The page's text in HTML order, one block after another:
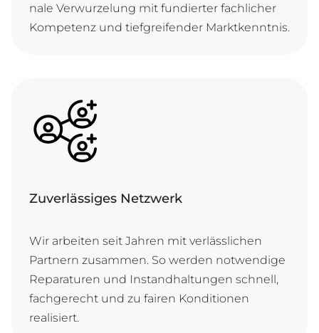
na­le Ver­wur­ze­lung mit fun­dier­ter fach­li­cher
Kom­pe­tenz und tief­grei­fen­der Marktkenntnis.
Zuverlässiges Netzwerk
Wir ar­bei­ten seit Jah­ren mit ver­läss­li­chen
Part­nern zu­sam­men. So wer­den not­wen­di­ge
Re­pa­ra­tu­ren und In­stand­hal­tun­gen schnell,
fach­ge­recht und zu fai­ren Kon­di­ti­o­nen
realisiert.